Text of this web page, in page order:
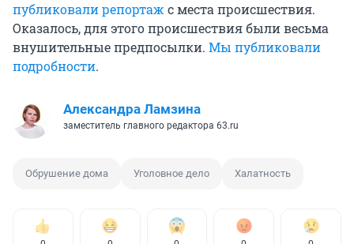
публиковали репортаж с места происшествия.
Оказалось, для этого происшествия были весьма
внушительные предпосылки. Мы публиковали
подробности.
Александра Ламзина
заместитель главного редактора 63.ru
Обрушение дома Уголовное дело Халатность